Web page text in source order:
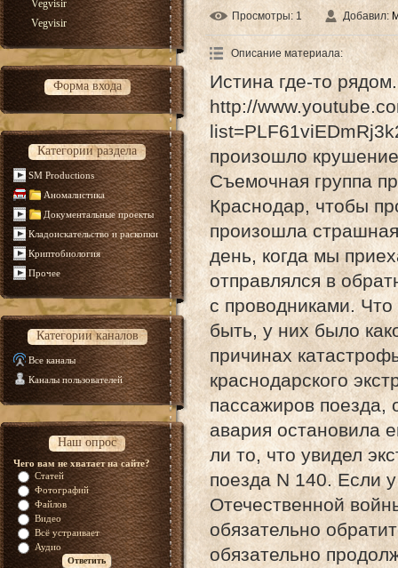
Vegvisir
Vegvisir
Форма входа
Категории раздела
SM Productions
Аномалистика
Документальные проекты
Кладоискательство и раскопки
Криптобиология
Прочее
Категории каналов
Все каналы
Каналы пользователей
Наш опрос
Чего вам не хватает на сайте?
Статей
Фотографий
Файлов
Видео
Всё устраивает
Аудио
Просмотры: 1 Добавил:
Описание материала:
Истина где-то
http://
произошло
Съемочная группа
Краснодар, чтобы
произошла
день, когда мы
отправлялся в
с проводниками.
быть, у них было
причинах
краснодарского
пассажиров поезда,
авария остановила
ли то, что увидел
поезда N 140. Если
Отечественной
обязательно
обязательно